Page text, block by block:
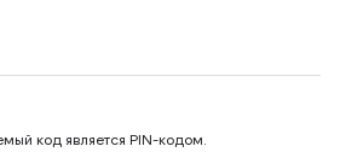
код является PIN-кодом.